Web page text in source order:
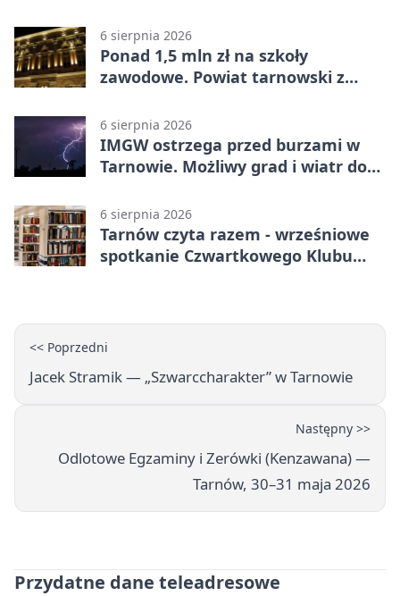
6 sierpnia 2026
Ponad 1,5 mln zł na szkoły
zawodowe. Powiat tarnowski z
6 sierpnia 2026
IMGW ostrzega przed burzami w
Tarnowie. Możliwy grad i wiatr do
6 sierpnia 2026
Tarnów czyta razem - wrześniowe
spotkanie Czwartkowego Klubu
<< Poprzedni
Jacek Stramik — „Szwarccharakter” w Tarnowie
Następny >>
Odlotowe Egzaminy i Zerówki (Kenzawana) —
Tarnów, 30–31 maja 2026
Przydatne dane teleadresowe